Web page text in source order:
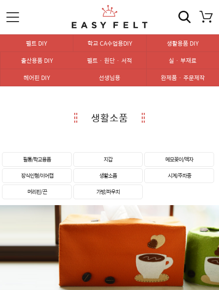
펠트 DIY 학교 CA수업용DIY
생활용품 DIY
출산용품 DIY
펠트 · 원단 · 서적
실 · 부재료
헤어핀 DIY
선생님용 완제품 · 주문제작
생활소품
필통/학교용품 지갑
메모꽂이/액자
장식인형/이어캡
생활소품
시계/주차중
머리핀/ 끈
가방/파우치